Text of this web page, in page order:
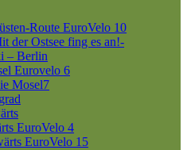
Route EuroVelo 10
der Ostsee fing es an!-
– Berlin
Eurovelo 6
Mosel7
EuroVelo 4
EuroVelo 15